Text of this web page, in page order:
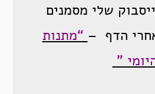
שלי מסמנים
הדף – “מתנות
”